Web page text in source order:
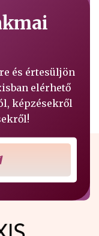
és értesüljön
elérhető
képzésekről